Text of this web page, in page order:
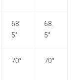
68.
5°
68.
5°
70° 70°